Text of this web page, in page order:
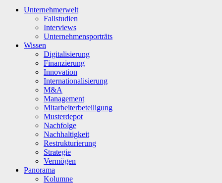
Unternehmerwelt
Fallstudien
Interviews
Unternehmensporträts
Wissen
Digitalisierung
Finanzierung
Innovation
Internationalisierung
M&A
Management
Mitarbeiterbeteiligung
Musterdepot
Nachfolge
Nachhaltigkeit
Restrukturierung
Strategie
Vermögen
Panorama
Kolumne